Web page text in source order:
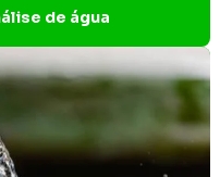
em Contagem
da flora
de água